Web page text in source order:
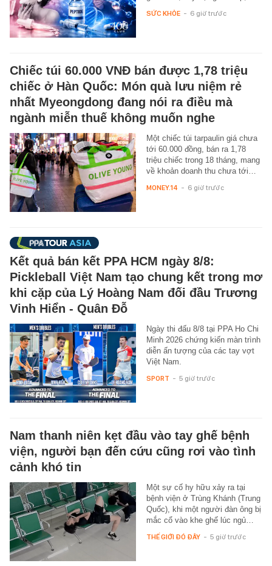
SỨC KHỎE - 6 giờ trước
Chiếc túi 60.000 VNĐ bán được 1,78 triệu
chiếc ở Hàn Quốc: Món quà lưu niệm rẻ
nhất Myeongdong đang nói ra điều mà
ngành miễn thuế không muốn nghe
Một chiếc túi tarpaulin giá chưa
tới 60.000 đồng, bán ra 1,78
triệu chiếc trong 18 tháng, mang
về khoản doanh thu chưa tới…
MONEY.14 - 6 giờ trước
Kết quả bán kết PPA HCM ngày 8/8:
Pickleball Việt Nam tạo chung kết trong mơ
khi cặp của Lý Hoàng Nam đối đầu Trương
Vinh Hiển - Quân Đỗ
Ngày thi đấu 8/8 tại PPA Ho Chi
Minh 2026 chứng kiến màn trình
diễn ấn tượng của các tay vợt
Việt Nam.
SPORT - 5 giờ trước
Nam thanh niên kẹt đầu vào tay ghế bệnh
viện, người bạn đến cứu cũng rơi vào tình
cảnh khó tin
Một sự cố hy hữu xảy ra tại
bệnh viện ở Trùng Khánh (Trung
Quốc), khi một người đàn ông bị
mắc cổ vào khe ghế lúc ngủ…
THẾ GIỚI ĐÓ ĐÂY - 5 giờ trước